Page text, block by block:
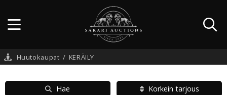
Huutokaupat / KERÄILY
Hae Korkein tarjous